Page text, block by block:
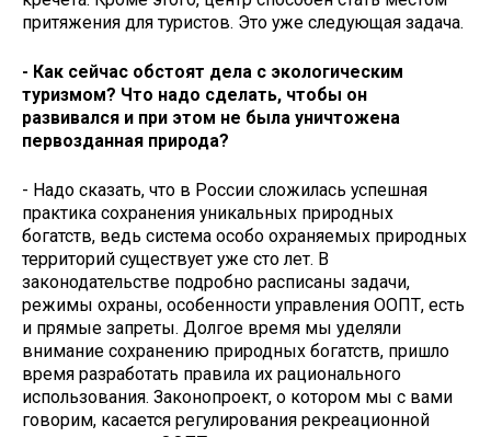
притяжения для туристов. Это уже следующая задача.
- Как сейчас обстоят дела с экологическим
туризмом? Что надо сделать, чтобы он
развивался и при этом не была уничтожена
первозданная природа?
- Надо сказать, что в России сложилась успешная
практика сохранения уникальных природных
богатств, ведь система особо охраняемых природных
территорий существует уже сто лет. В
законодательстве подробно расписаны задачи,
режимы охраны, особенности управления ООПТ, есть
и прямые запреты. Долгое время мы уделяли
внимание сохранению природных богатств, пришло
время разработать правила их рационального
использования. Законопроект, о котором мы с вами
говорим, касается регулирования рекреационной